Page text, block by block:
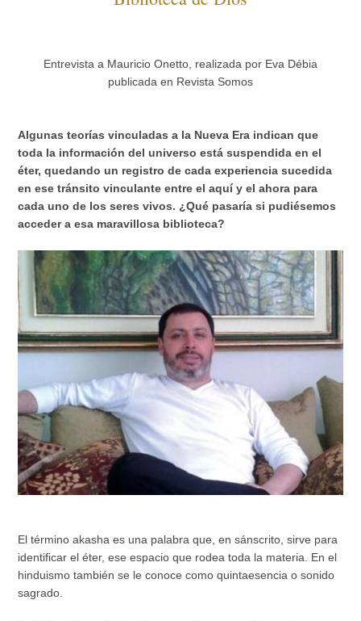
Entrevista a Mauricio Onetto, realizada por Eva Débia
publicada en Revista Somos
Algunas teorías vinculadas a la Nueva Era indican que
toda la información del universo está suspendida en el
éter, quedando un registro de cada experiencia sucedida
en ese tránsito vinculante entre el aquí y el ahora para
cada uno de los seres vivos. ¿Qué pasaría si pudiésemos
acceder a esa maravillosa biblioteca?
El término akasha es una palabra que, en sánscrito, sirve para
identificar el éter, ese espacio que rodea toda la materia. En el
hinduismo también se le conoce como quintaesencia o sonido
sagrado.
* Convivencia
* Convivencia
precio de la convivencia